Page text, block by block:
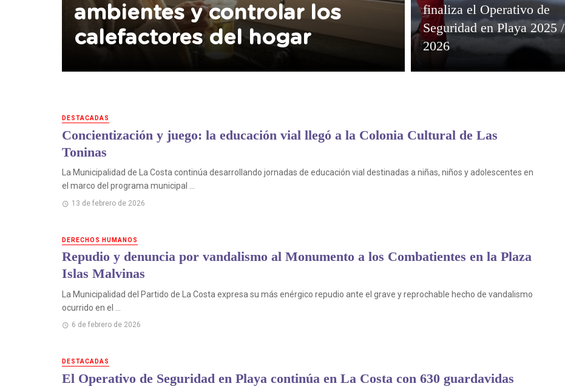
ambientes y controlar los
calefactores del hogar
finaliza el Operativo de
Seguridad en Playa 2025 /
2026
DESTACADAS
Concientización y juego: la educación vial llegó a la Colonia Cultural de Las
Toninas
La Municipalidad de La Costa continúa desarrollando jornadas de educación vial destinadas a niñas, niños y adolescentes en
el marco del programa municipal ...
13 de febrero de 2026
DERECHOS HUMANOS
Repudio y denuncia por vandalismo al Monumento a los Combatientes en la Plaza
Islas Malvinas
La Municipalidad del Partido de La Costa expresa su más enérgico repudio ante el grave y reprochable hecho de vandalismo
ocurrido en el ...
6 de febrero de 2026
DESTACADAS
El Operativo de Seguridad en Playa continúa en La Costa con 630 guardavidas